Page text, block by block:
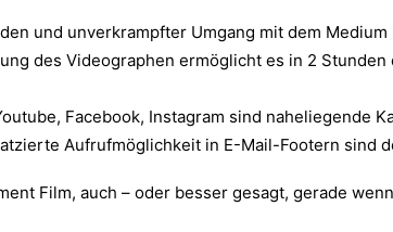
und unverkrampfter Umgang mit dem
des Videographen ermöglicht es in 2 Stunden
Facebook, Instagram sind naheliegende
Aufrufmöglichkeit in E-Mail-Footern sind
Film, auch – oder besser gesagt, gerade